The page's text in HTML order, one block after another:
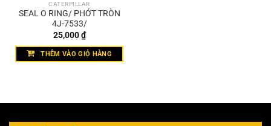
CATERPILLAR
SEAL O RING/ PHỚT TRÒN
4J-7533/
25,000₫
THÊM VÀO GIỎ HÀNG